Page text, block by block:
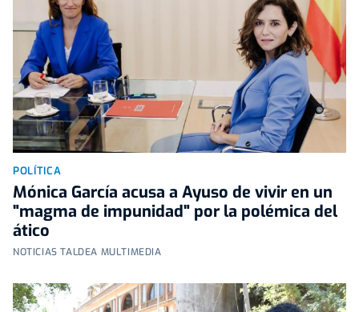
POLÍTICA
Mónica García acusa a Ayuso de vivir en un
"magma de impunidad" por la polémica del
ático
NOTICIAS TALDEA MULTIMEDIA